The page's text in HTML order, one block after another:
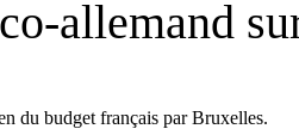
allemand
du budget français par Bruxelles.